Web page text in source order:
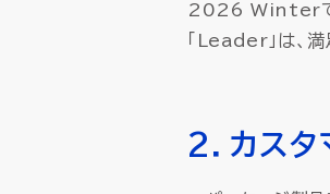
2026 Winterで
「Leader」は、
2．カス